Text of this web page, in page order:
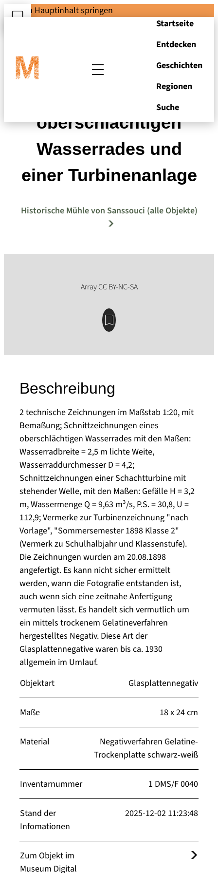
Zum Hauptinhalt springen
Startseite
Entdecken
Geschichten
Regionen
Suche
Zeichnungen eines
oberschlächtigen
Wasserrades und
einer Turbinenanlage
Historische Mühle von Sanssouci (alle Objekte)
Beschreibung
2 technische Zeichnungen im Maßstab 1:20, mit
Bemaßung; Schnittzeichnungen eines
oberschlächtigen Wasserrades mit den Maßen:
Wasserradbreite = 2,5 m lichte Weite,
Wasserraddurchmesser D = 4,2;
Schnittzeichnungen einer Schachtturbine mit
stehender Welle, mit den Maßen: Gefälle H = 3,2
m, Wassermenge Q = 9,63 m³/s, P.S. = 30,8, U =
112,9; Vermerke zur Turbinenzeichnung "nach
Vorlage", "Sommersemester 1898 Klasse 2"
(Vermerk zu Schulhalbjahr und Klassenstufe).
Die Zeichnungen wurden am 20.08.1898
angefertigt. Es kann nicht sicher ermittelt
werden, wann die Fotografie entstanden ist,
auch wenn sich eine zeitnahe Anfertigung
vermuten lässt. Es handelt sich vermutlich um
ein mittels trockenem Gelatineverfahren
hergestelltes Negativ. Diese Art der
Glasplattennegative waren bis ca. 1930
allgemein im Umlauf.
Objektart
Glasplattennegativ
Maße 18 x 24 cm
Material
Negativverfahren Gelatine-
Trockenplatte schwarz-weiß
Inventarnummer 1 DMS/F 0040
Stand der
Infomationen
2025-12-02 11:23:48
Zum Objekt im
Museum Digital